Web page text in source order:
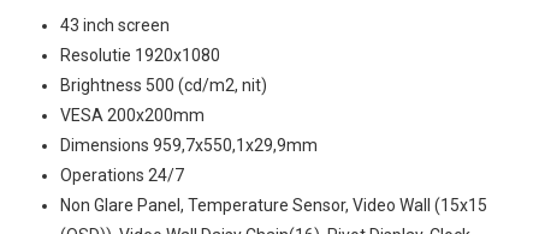
43 inch screen
Resolutie 1920x1080
Brightness 500 (cd/m2, nit)
VESA 200x200mm
Dimensions 959,7x550,1x29,9mm
Operations 24/7
Non Glare Panel, Temperature Sensor, Video Wall (15x15